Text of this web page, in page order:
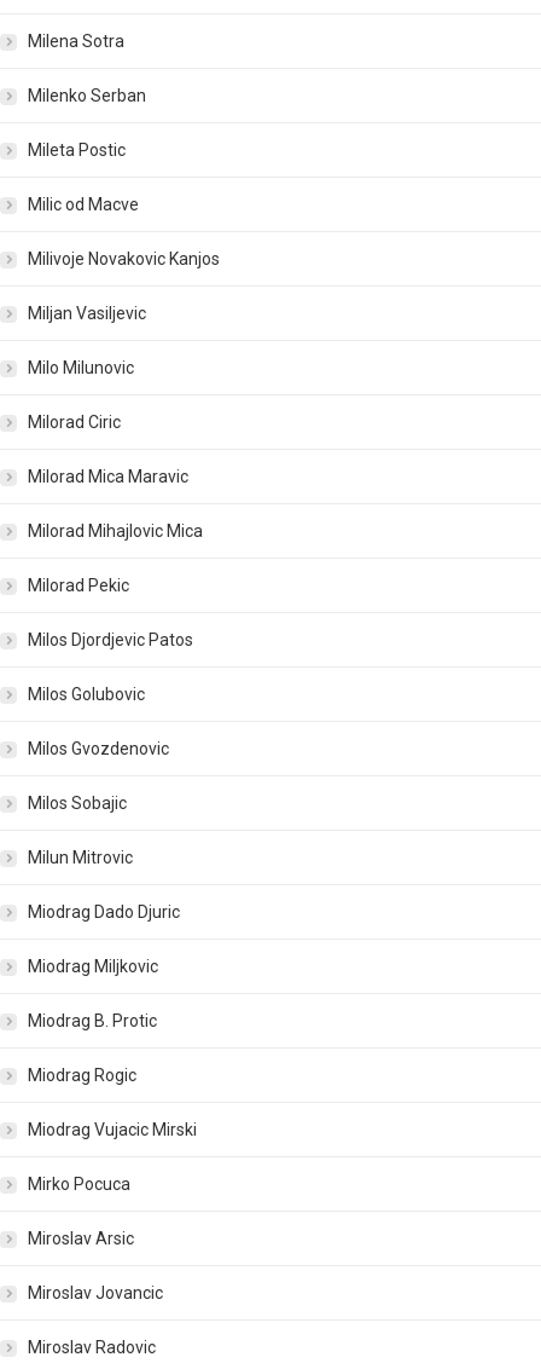
Milena Sotra
Milenko Serban
Mileta Postic
Milic od Macve
Milivoje Novakovic Kanjos
Miljan Vasiljevic
Milo Milunovic
Milorad Ciric
Milorad Mica Maravic
Milorad Mihajlovic Mica
Milorad Pekic
Milos Djordjevic Patos
Milos Golubovic
Milos Gvozdenovic
Milos Sobajic
Milun Mitrovic
Miodrag Dado Djuric
Miodrag Miljkovic
Miodrag B. Protic
Miodrag Rogic
Miodrag Vujacic Mirski
Mirko Pocuca
Miroslav Arsic
Miroslav Jovancic
Miroslav Radovic